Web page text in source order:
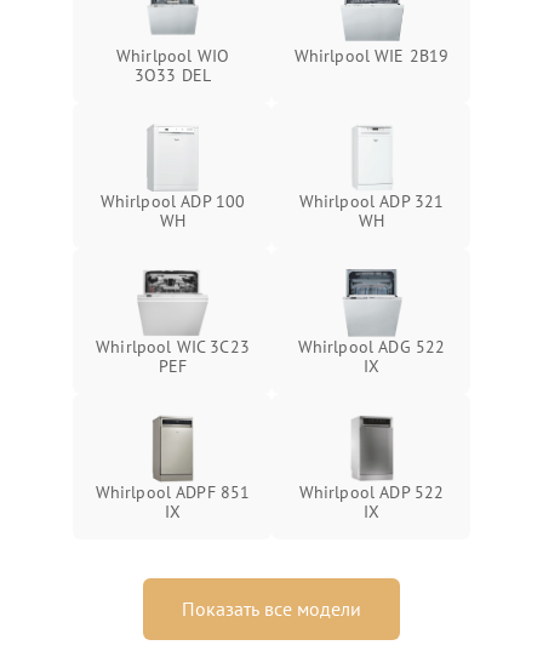
Whirlpool WIO
3O33 DEL
Whirlpool WIE 2B19
Whirlpool ADP 100
WH
Whirlpool ADP 321
WH
Whirlpool WIC 3C23
PEF
Whirlpool ADG 522
IX
Whirlpool ADPF 851
IX
Whirlpool ADP 522
IX
Показать все модели